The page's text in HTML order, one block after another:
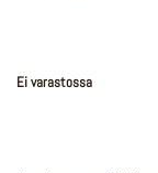
Ei varastossa